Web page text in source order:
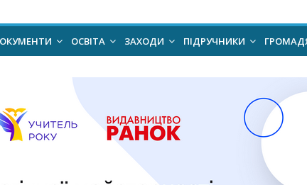
ОСВІТА ЗАХОДИ ПІДРУЧНИКИ